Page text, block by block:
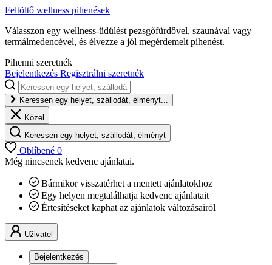
Feltöltő wellness pihenések
Válasszon egy wellness-üdülést pezsgőfürdővel, szaunával vagy
termálmedencével, és élvezze a jól megérdemelt pihenést.
Pihenni szeretnék
Bejelentkezés Regisztrálni szeretnék
Keressen egy helyet, szállodát, élményt...
Közel
Keressen egy helyet, szállodát, élményt
Oblíbené 0
Még nincsenek kedvenc ajánlatai.
Bármikor visszatérhet a mentett ajánlatokhoz
Egy helyen megtalálhatja kedvenc ajánlatait
Értesítéseket kaphat az ajánlatok változásairól
Uživatel
Bejelentkezés